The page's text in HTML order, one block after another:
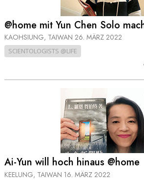
@home mit Yun Chen Solo
KAOHSIUNG, TAIWAN 26. MÄRZ 2022
SCIENTOLOGISTS @LIFE
Ai-Yun will hoch hinaus @home
KEELUNG, TAIWAN 16. MÄRZ 2022